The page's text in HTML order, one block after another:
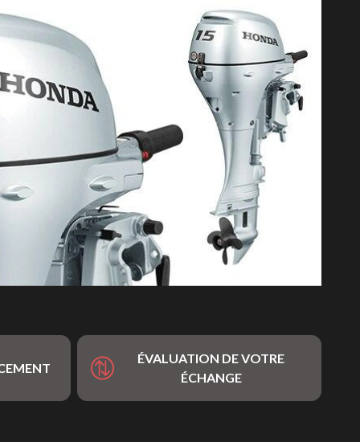
ÉVALUATION DE VOTRE
ÉCHANGE